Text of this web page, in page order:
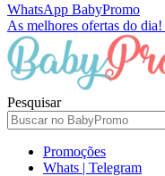
WhatsApp BabyPromo
As melhores ofertas do dia!
Pesquisar
Promoções
Whats | Telegram